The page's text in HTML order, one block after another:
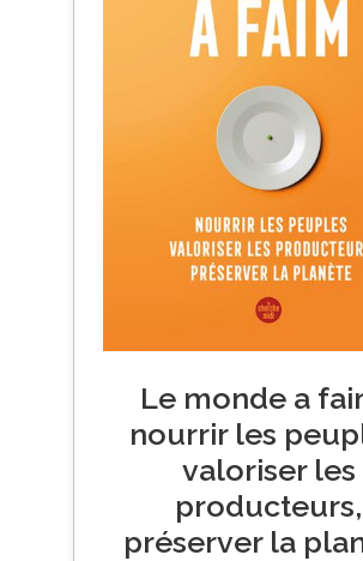
Le monde a
nourrir les
valoriser les
producteurs,
préserver la